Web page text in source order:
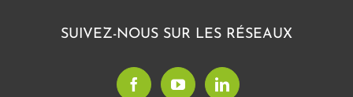
SUIVEZ-NOUS SUR LES RÉSEAUX